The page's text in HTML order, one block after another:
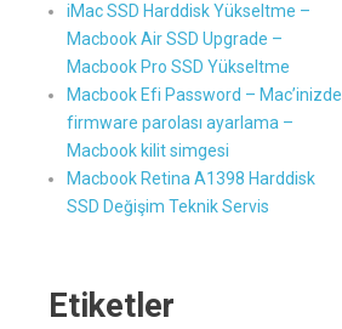
iMac SSD Harddisk Yükseltme –
Macbook Air SSD Upgrade –
Macbook Pro SSD Yükseltme
Macbook Efi Password – Mac’inizde
firmware parolası ayarlama –
Macbook kilit simgesi
Macbook Retina A1398 Harddisk
SSD Değişim Teknik Servis
Etiketler